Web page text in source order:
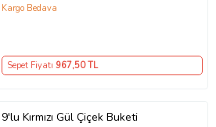
Kargo Bedava
Sepet Fiyatı 967,50 TL
9'lu Kırmızı Gül Çiçek Buketi